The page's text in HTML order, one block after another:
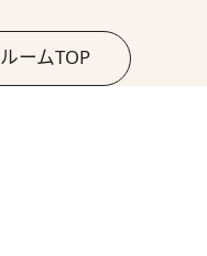
ームTOP